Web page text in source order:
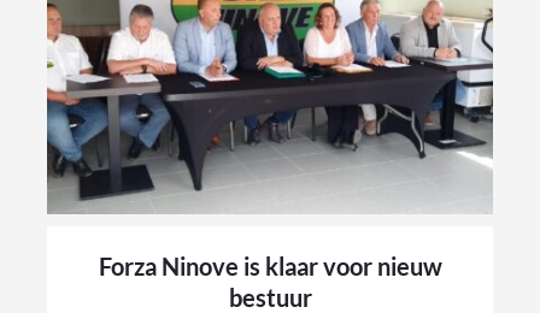
Forza Ninove is klaar voor nieuw
bestuur